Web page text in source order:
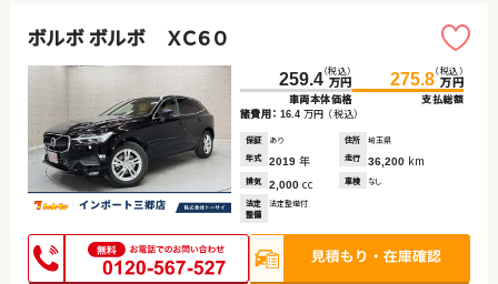
ボルボ ボルボ ＸＣ６０
259.4（税込）
万円
車両本体価格
275.8（税込）
万円
支払総額
諸費用： 16.4 万円 （税込）
保証 あり 住所
埼玉県
年式
2019 年 走行 36,200 km
排気 2,000 cc 車検 なし
法定
整備
法定整備付